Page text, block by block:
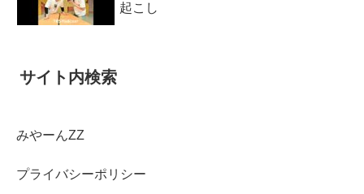
起こし
サイト内検索
みやーんZZ
プライバシーポリシー